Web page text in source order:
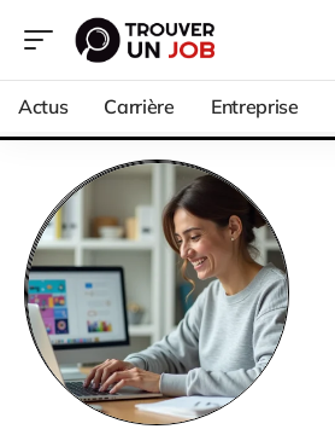
Actus Carrière Entreprise